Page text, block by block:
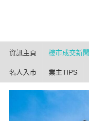
資訊主頁 樓市成交新聞
名人入市 業主TIPS